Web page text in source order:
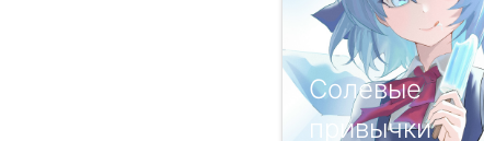
Солевые
привычки